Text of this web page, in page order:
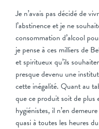
Je n’avais pas décidé de
l’abstinence et je ne
consommation d’alcool
je pense à ces milliers de
et spiritueux qu’ils
presque devenu une
cette inégalité. Quant au
que ce produit soit de plus
hygiénistes, il n’en
quasi à toutes les heures